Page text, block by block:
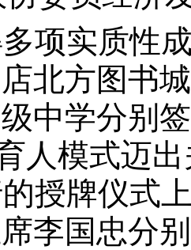
项实质性
北方图书
中学分别
人模式迈
授牌仪式
李国忠分